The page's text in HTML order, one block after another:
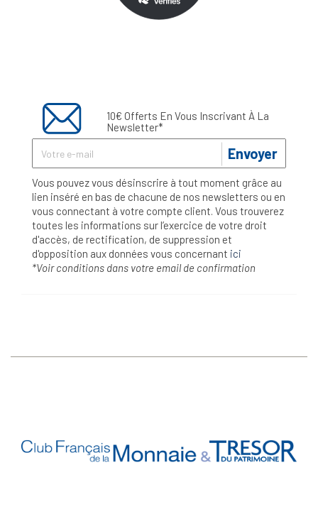
10€ Offerts En Vous Inscrivant À La
Newsletter*
Envoyer
Vous pouvez vous désinscrire à tout moment grâce au
lien inséré en bas de chacune de nos newsletters ou en
vous connectant à votre compte client. Vous trouverez
toutes les informations sur l’exercice de votre droit
d'accès, de rectification, de suppression et
d'opposition aux données vous concernant ici
*Voir conditions dans votre email de confirmation